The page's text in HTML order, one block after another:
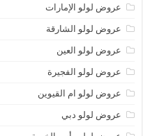
عروض لولو الإمارات
عروض لولو الشارقة
عروض لولو العين
عروض لولو الفجيرة
عروض لولو ام القيوين
عروض لولو دبي